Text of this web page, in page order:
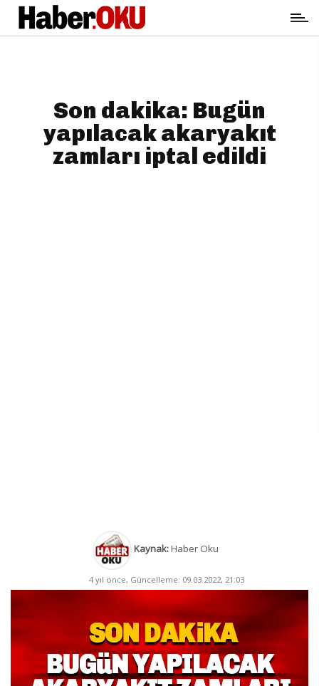
Son dakika: Bugün
yapılacak akaryakıt
zamları iptal edildi
Kaynak:Haber Oku
4 yıl önce, Güncelleme: 09.03.2022, 21:03